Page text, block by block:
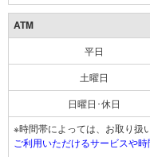
ATM
平日
土曜日
日曜日･休日
※時間帯によっては、お取り扱
ご利用いただけるサービスや